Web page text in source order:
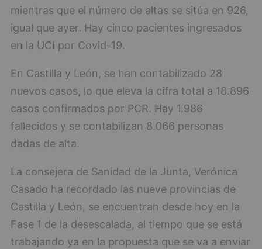
mientras que el número de altas se sitúa en 926,
igual que ayer. Hay cinco pacientes ingresados
en la UCI por Covid-19.
En Castilla y León, se han contabilizado 28
nuevos casos, lo que eleva la cifra total a 18.896
casos confirmados por PCR. Hay 1.986
fallecidos y se contabilizan 8.066 personas
dadas de alta.
La consejera de Sanidad de la Junta, Verónica
Casado ha recordado las nueve provincias de
Castilla y León, se encuentran desde hoy en la
Fase 1 de la desescalada, al tiempo que se está
trabajando ya en la propuesta que se va a enviar